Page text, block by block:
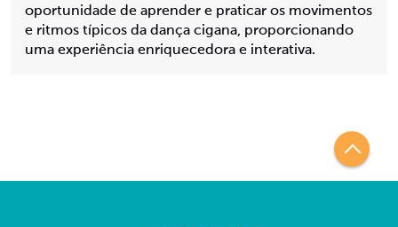
oportunidade de aprender e praticar os movimentos
e ritmos típicos da dança cigana, proporcionando
uma experiência enriquecedora e interativa.